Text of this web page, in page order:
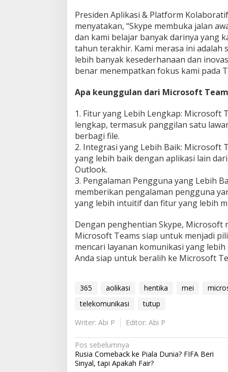
Presiden Aplikasi & Platform
menyatakan, “Skype membuka jalan
dan kami belajar banyak darinya yang
tahun terakhir. Kami merasa ini
lebih banyak kesederhanaan dan
benar menempatkan fokus kami pada
Apa keunggulan dari Microsoft
1. Fitur yang Lebih Lengkap: Microsoft
lengkap, termasuk panggilan satu
berbagi file.
2. Integrasi yang Lebih Baik: Microsoft
yang lebih baik dengan aplikasi lain
Outlook.
3. Pengalaman Pengguna yang Lebih
memberikan pengalaman pengguna
yang lebih intuitif dan fitur yang lebih
Dengan penghentian Skype, Microsoft
Microsoft Teams siap untuk menjadi
mencari layanan komunikasi yang
Anda siap untuk beralih ke Microsoft
365 aolikasi hentika mei
telekomunikasi
tutup
Writer: Abi P
Editor: Abi P
N
a
Pos sebelumnya
Rusia Comeback ke Piala Dunia? FIFA Beri
Sinyal, tapi Apakah Fair?